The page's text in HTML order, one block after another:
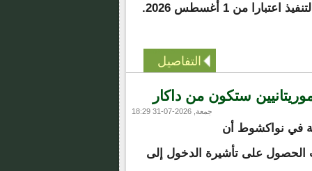
من 1 أغسطس 2026.
التفاصيل
ستكون من داكار
جمعة, 2026-07-31 18:29
في نواكشوط أن
الحصول على تأشيرة الدخول إلى